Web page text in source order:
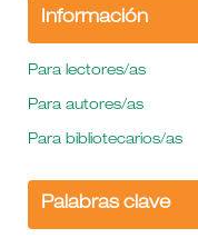
Información
Para lectores/as
Para autores/as
Para bibliotecarios/as
Palabras clave